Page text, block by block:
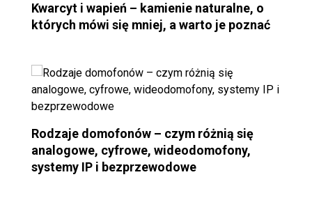
Kwarcyt i wapień – kamienie naturalne, o
których mówi się mniej, a warto je poznać
Rodzaje domofonów – czym różnią się
analogowe, cyfrowe, wideodomofony,
systemy IP i bezprzewodowe